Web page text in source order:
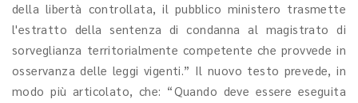
della libertà controllata, il pubblico ministero trasmette
l'estratto della sentenza di condanna al magistrato di
sorveglianza territorialmente competente che provvede in
osservanza delle leggi vigenti.” Il nuovo testo prevede, in
modo più articolato, che: “Quando deve essere eseguita